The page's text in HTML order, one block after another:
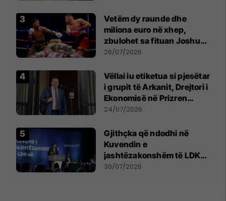
Vetëm dy raunde dhe
miliona euro në xhep,
zbulohet sa fituan Joshua
e Prenga
26/07/2026
Vëllai iu etiketua si pjesëtar
i grupit të Arkanit, Drejtori i
Ekonomisë në Prizren
mohon pretendimet
24/07/2026
Gjithçka që ndodhi në
Kuvendin e
jashtëzakonshëm të LDK-
së
30/07/2026